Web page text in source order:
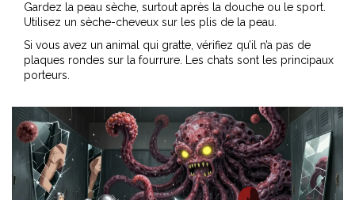
Gardez la peau sèche, surtout après la douche ou le sport.
Utilisez un sèche-cheveux sur les plis de la peau.
Si vous avez un animal qui gratte, vérifiez qu’il n’a pas de
plaques rondes sur la fourrure. Les chats sont les principaux
porteurs.